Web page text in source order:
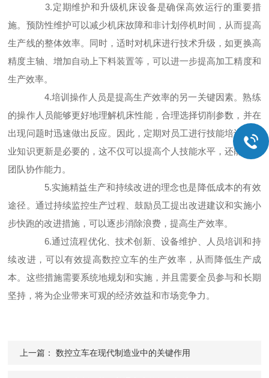
3.定期维护和升级机床设备是确保高效运行的重要措
施。预防性维护可以减少机床故障和非计划停机时间，从而提高
生产线的整体效率。同时，适时对机床进行技术升级，如更换高
精度主轴、增加自动上下料装置等，可以进一步提高加工精度和
生产效率。
4.培训操作人员是提高生产效率的另一关键因素。熟练
的操作人员能够更好地理解机床性能，合理选择切削参数，并在
出现问题时迅速做出反应。因此，定期对员工进行技能培训和专
业知识更新是必要的，这不仅可以提高个人技能水平，还能增强
团队协作能力。
5.实施精益生产和持续改进的理念也是降低成本的有效
途径。通过持续监控生产过程、鼓励员工提出改进建议和实施小
步快跑的改进措施，可以逐步消除浪费，提高生产效率。
6.通过流程优化、技术创新、设备维护、人员培训和持
续改进，可以有效提高数控立车的生产效率，从而降低生产成
本。这些措施需要系统地规划和实施，并且需要全员参与和长期
坚持，将为企业带来可观的经济效益和市场竞争力。
上一篇：数控立车在现代制造业中的关键作用